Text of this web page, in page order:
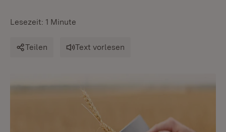
Lesezeit: 1 Minute
Teilen Text vorlesen